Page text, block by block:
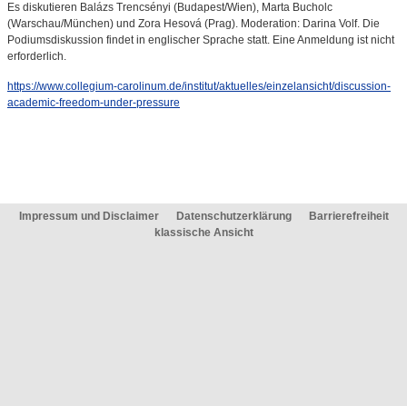
Es diskutieren Balázs Trencsényi (Budapest/Wien), Marta Bucholc
(Warschau/München) und Zora Hesová (Prag). Moderation: Darina Volf. Die
Podiumsdiskussion findet in englischer Sprache statt. Eine Anmeldung ist nicht
erforderlich.
https://www.collegium-carolinum.de/institut/aktuelles/einzelansicht/discussion-
academic-freedom-under-pressure
Impressum und Disclaimer Datenschutzerklärung
Barrierefreiheit
klassische Ansicht